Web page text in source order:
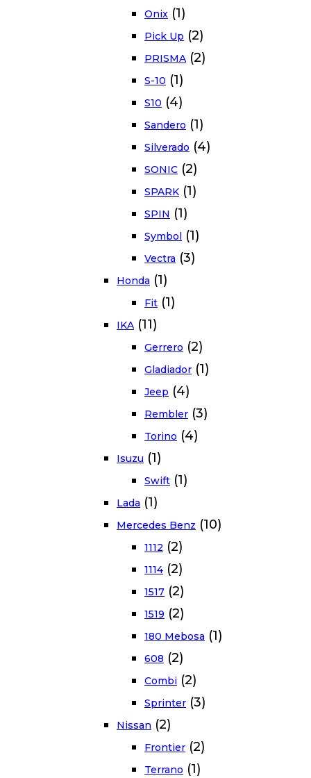
Onix (1)
Pick Up (2)
PRISMA (2)
S-10 (1)
S10 (4)
Sandero (1)
Silverado (4)
SONIC (2)
SPARK (1)
SPIN (1)
Symbol (1)
Vectra (3)
Honda (1)
Fit (1)
IKA (11)
Gerrero (2)
Gladiador (1)
Jeep (4)
Rembler (3)
Torino (4)
Isuzu (1)
Swift (1)
Lada (1)
Mercedes Benz (10)
1112 (2)
1114 (2)
1517 (2)
1519 (2)
180 Mebosa (1)
608 (2)
Combi (2)
Sprinter (3)
Nissan (2)
Frontier (2)
Terrano (1)